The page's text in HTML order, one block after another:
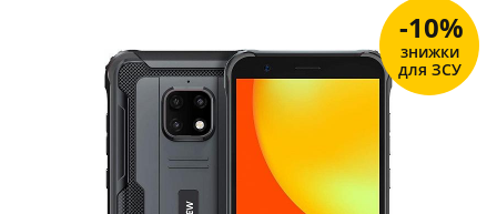
-10%
знижки
для ЗСУ